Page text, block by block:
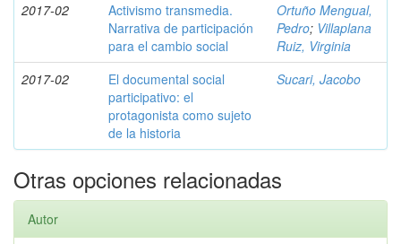
2017-02
Activismo transmedia.
Narrativa de participación
para el cambio social
Ortuño Mengual,
Pedro; Villaplana
Ruiz, Virginia
2017-02
El documental social
participativo: el
protagonista como sujeto
de la historia
Sucari, Jacobo
Otras opciones relacionadas
Autor